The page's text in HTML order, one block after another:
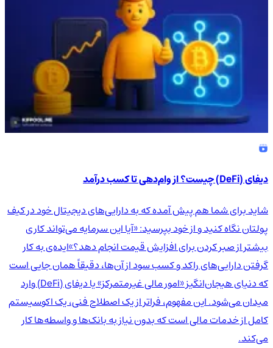
دیفای (DeFi) چیست؟ از وام‌دهی تا کسب درآمد
شاید برای شما هم پیش آمده که به دارایی‌های دیجیتال خود در کیف
پولتان نگاه کنید و از خود بپرسید: «آیا این سرمایه می‌تواند کاری
بیشتر از صبر کردن برای افزایش قیمت انجام دهد؟»ایده‌ی به کار
گرفتن دارایی‌های راکد و کسب سود از آن‌ها، دقیقاً همان جایی است
که دنیای هیجان‌انگیز «امور مالی غیرمتمرکز» یا دیفای (DeFi) وارد
میدان می‌شود. این مفهوم، فراتر از یک اصطلاح فنی، یک اکوسیستم
کامل از خدمات مالی است که بدون نیاز به بانک‌ها و واسطه‌ها کار
می‌کند.